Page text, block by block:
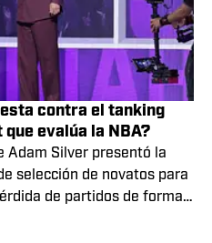
contra el tanking
evalúa la NBA?
Adam Silver presentó la
selección de novatos para
de partidos de forma